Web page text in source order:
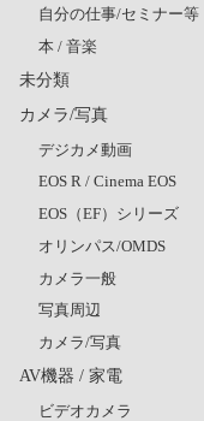
自分の仕事/セミナー等
本 / 音楽
未分類
カメラ/写真
デジカメ動画
EOS R / Cinema EOS
EOS（EF）シリーズ
オリンパス/OMDS
カメラ一般
写真周辺
カメラ/写真
AV機器 / 家電
ビデオカメラ